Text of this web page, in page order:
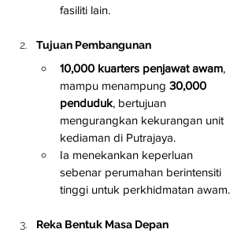
fasiliti lain.
Tujuan Pembangunan
10,000 kuarters penjawat awam,
mampu menampung 30,000
penduduk, bertujuan
mengurangkan kekurangan unit
kediaman di Putrajaya.
Ia menekankan keperluan
sebenar perumahan berintensiti
tinggi untuk perkhidmatan awam.
Reka Bentuk Masa Depan